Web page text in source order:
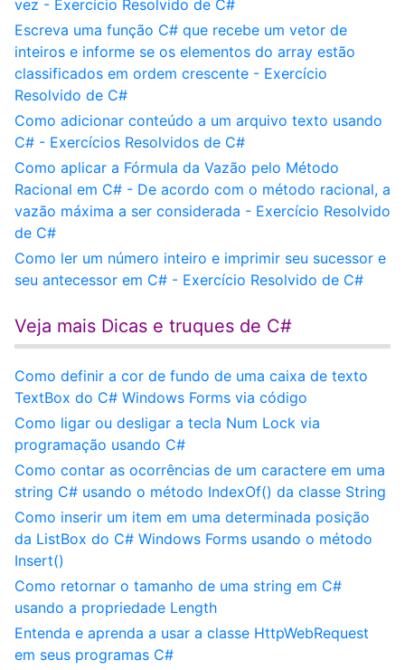
vez - Exercício Resolvido de C#
Escreva uma função C# que recebe um vetor de
inteiros e informe se os elementos do array estão
classificados em ordem crescente - Exercício
Resolvido de C#
Como adicionar conteúdo a um arquivo texto usando
C# - Exercícios Resolvidos de C#
Como aplicar a Fórmula da Vazão pelo Método
Racional em C# - De acordo com o método racional, a
vazão máxima a ser considerada - Exercício Resolvido
de C#
Como ler um número inteiro e imprimir seu sucessor e
seu antecessor em C# - Exercício Resolvido de C#
Veja mais Dicas e truques de C#
Como definir a cor de fundo de uma caixa de texto
TextBox do C# Windows Forms via código
Como ligar ou desligar a tecla Num Lock via
programação usando C#
Como contar as ocorrências de um caractere em uma
string C# usando o método IndexOf() da classe String
Como inserir um item em uma determinada posição
da ListBox do C# Windows Forms usando o método
Insert()
Como retornar o tamanho de uma string em C#
usando a propriedade Length
Entenda e aprenda a usar a classe HttpWebRequest
em seus programas C#